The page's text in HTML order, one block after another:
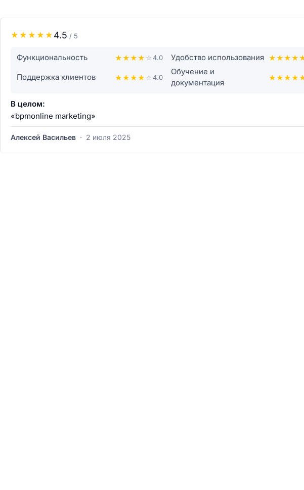
★ ★ ★ ★ ★ 4.5 / 5
Функциональность ★★★★ ☆4.0 Удобство использования ★★★★
Поддержка клиентов ★★★★ ☆4.0
Обучение и
документация
★★★★
В целом:
«bpmonline marketing»
Алексей Васильев · 2 июля 2025